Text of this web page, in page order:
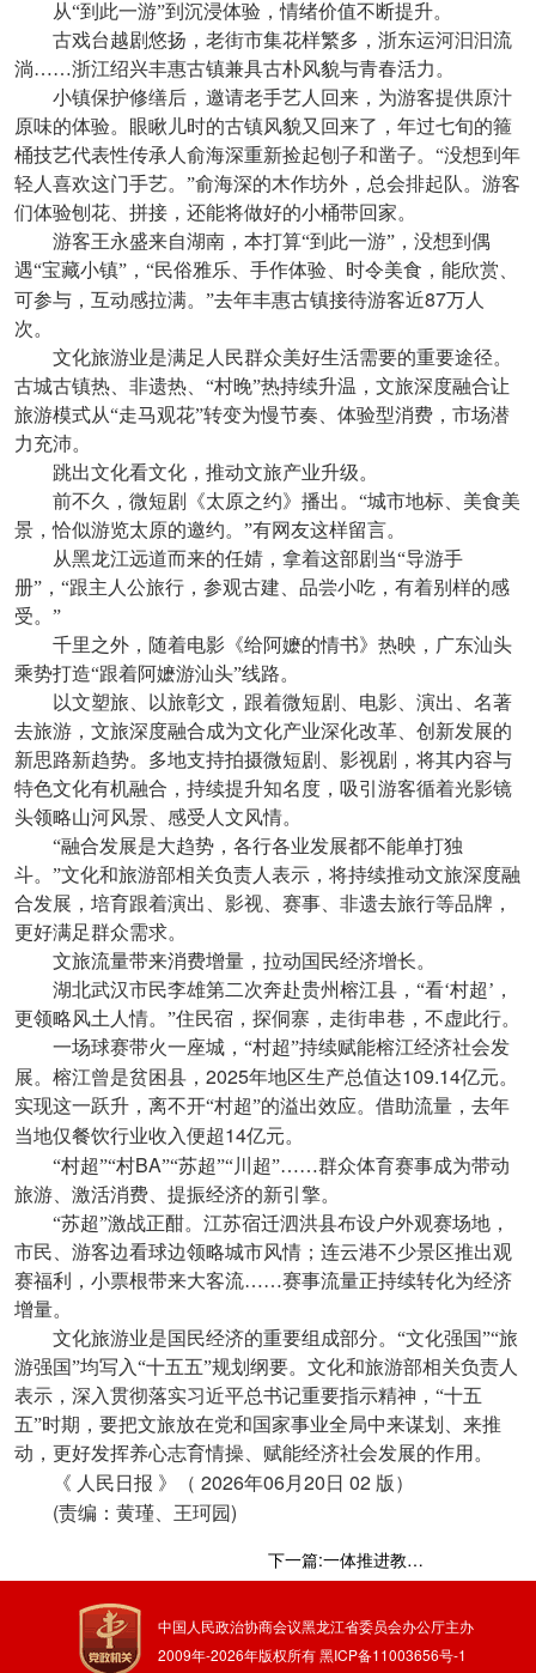
从“到此一游”到沉浸体验，情绪价值不断提升。
古戏台越剧悠扬，老街市集花样繁多，浙东运河汩汩流
淌……浙江绍兴丰惠古镇兼具古朴风貌与青春活力。
小镇保护修缮后，邀请老手艺人回来，为游客提供原汁
原味的体验。眼瞅儿时的古镇风貌又回来了，年过七旬的箍
桶技艺代表性传承人俞海深重新捡起刨子和凿子。“没想到年
轻人喜欢这门手艺。”俞海深的木作坊外，总会排起队。游客
们体验刨花、拼接，还能将做好的小桶带回家。
游客王永盛来自湖南，本打算“到此一游”，没想到偶
遇“宝藏小镇”，“民俗雅乐、手作体验、时令美食，能欣赏、
可参与，互动感拉满。”去年丰惠古镇接待游客近87万人
次。
文化旅游业是满足人民群众美好生活需要的重要途径。
古城古镇热、非遗热、“村晚”热持续升温，文旅深度融合让
旅游模式从“走马观花”转变为慢节奏、体验型消费，市场潜
力充沛。
跳出文化看文化，推动文旅产业升级。
前不久，微短剧《太原之约》播出。“城市地标、美食美
景，恰似游览太原的邀约。”有网友这样留言。
从黑龙江远道而来的任婧，拿着这部剧当“导游手
册”，“跟主人公旅行，参观古建、品尝小吃，有着别样的感
受。”
千里之外，随着电影《给阿嬷的情书》热映，广东汕头
乘势打造“跟着阿嬷游汕头”线路。
以文塑旅、以旅彰文，跟着微短剧、电影、演出、名著
去旅游，文旅深度融合成为文化产业深化改革、创新发展的
新思路新趋势。多地支持拍摄微短剧、影视剧，将其内容与
特色文化有机融合，持续提升知名度，吸引游客循着光影镜
头领略山河风景、感受人文风情。
“融合发展是大趋势，各行各业发展都不能单打独
斗。”文化和旅游部相关负责人表示，将持续推动文旅深度融
合发展，培育跟着演出、影视、赛事、非遗去旅行等品牌，
更好满足群众需求。
文旅流量带来消费增量，拉动国民经济增长。
湖北武汉市民李雄第二次奔赴贵州榕江县，“看‘村超’，
更领略风土人情。”住民宿，探侗寨，走街串巷，不虚此行。
一场球赛带火一座城，“村超”持续赋能榕江经济社会发
展。榕江曾是贫困县， 2025年地区生产总值达109.14亿元。
实现这一跃升，离不开“村超”的溢出效应。借助流量，去年
当地仅餐饮行业收入便超14亿元。
“村超”“村BA”“苏超”“川超”……群众体育赛事成为带动
旅游、激活消费、提振经济的新引擎。
“苏超”激战正酣。江苏宿迁泗洪县布设户外观赛场地，
市民、游客边看球边领略城市风情；连云港不少景区推出观
赛福利，小票根带来大客流……赛事流量正持续转化为经济
增量。
文化旅游业是国民经济的重要组成部分。“文化强国”“旅
游强国”均写入“十五五”规划纲要。文化和旅游部相关负责人
表示，深入贯彻落实习近平总书记重要指示精神，“十五
五”时期，要把文旅放在党和国家事业全局中来谋划、来推
动，更好发挥养心志育情操、赋能经济社会发展的作用。
《 人民日报 》（ 2026年06月 20 日 02 版）
(责编：黄瑾、王珂园)
下一篇:一体推进教育科技人才发展 加快实现高水平科技自立自强——深入学习《习近平谈治国理政》第五卷
中国人民政治协商会议黑龙江省委员会办公厅主办
2009年-2026年版权所有黑ICP备11003656号-1